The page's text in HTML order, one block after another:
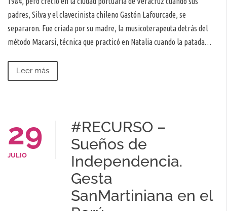
padres, Silva y el clavecinista chileno Gastón Lafourcade, se
separaron. Fue criada por su madre, la musicoterapeuta detrás del
método Macarsi, técnica que practicó en Natalia cuando la patada…
Leer más
29
JULIO
#RECURSO –
Sueños de
Independencia.
Gesta
SanMartiniana en el